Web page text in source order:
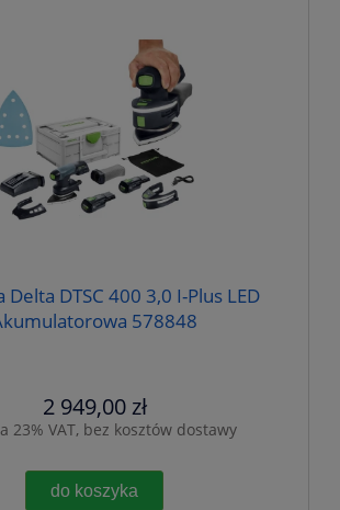
Delta DTSC 400 3,0 I-Plus LED
578848
2 949,00 zł
23% VAT, bez kosztów dostawy
do koszyka